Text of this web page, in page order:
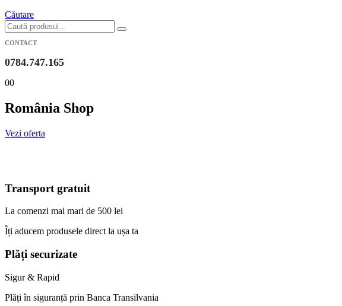
Căutare
CONTACT
0784.747.165
00
România Shop
Vezi oferta
Transport gratuit
La comenzi mai mari de 500 lei
Îți aducem produsele direct la ușa ta
Plăți securizate
Sigur & Rapid
Plăți în siguranță prin Banca Transilvania